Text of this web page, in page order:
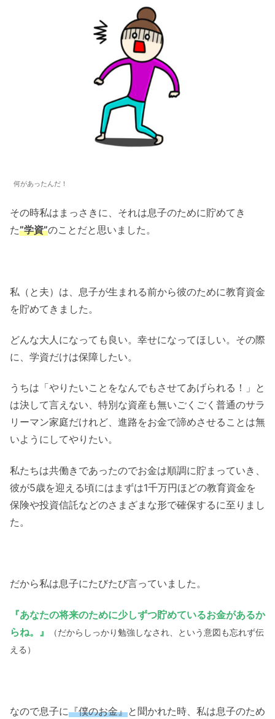
何があったんだ！
その時私はまっさきに、それは息子のために貯めてき
た”学資”のことだと思いました。
私（と夫）は、息子が生まれる前から彼のために教育資金
を貯めてきました。
どんな大人になっても良い。幸せになってほしい。その際
に、学資だけは保障したい。
うちは「やりたいことをなんでもさせてあげられる！」と
は決して言えない、特別な資産も無いごくごく普通のサラ
リーマン家庭だけれど、進路をお金で諦めさせることは無
いようにしてやりたい。
私たちは共働きであったのでお金は順調に貯まっていき、
彼が5歳を迎える頃にはまずは1千万円ほどの教育資金を
保険や投資信託などのさまざまな形で確保するに至りまし
た。
だから私は息子にたびたび言っていました。
『あなたの将来のために少しずつ貯めているお金があるか
らね。』
（だからしっかり勉強しなされ、という意図も忘れず伝
える）
なので息子に『僕のお金』と聞かれた時、私は息子のため